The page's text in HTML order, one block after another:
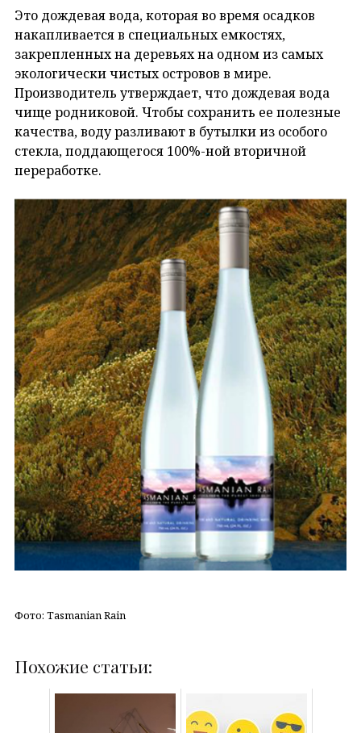
Это дождевая вода, которая во время осадков
накапливается в специальных емкостях,
закрепленных на деревьях на одном из самых
экологически чистых островов в мире.
Производитель утверждает, что дождевая вода
чище родниковой. Чтобы сохранить ее полезные
качества, воду разливают в бутылки из особого
стекла, поддающегося 100%-ной вторичной
переработке.
Фото: Tasmanian Rain
Похожие статьи: